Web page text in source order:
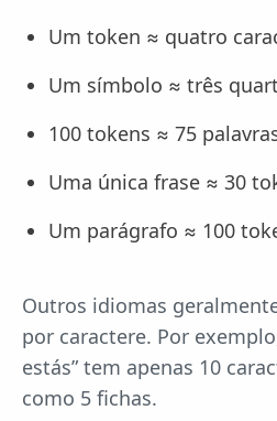
Um token ≈ quatro
Um símbolo ≈ três
100 tokens ≈ 75
Uma única frase ≈ 30
Um parágrafo ≈ 100
Outros idiomas
por caractere. Por
estás” tem apenas 10
como 5 fichas.